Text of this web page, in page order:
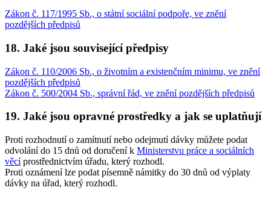
Zákon č. 117/1995 Sb., o státní sociální podpoře, ve znění
pozdějších předpisů
18. Jaké jsou související předpisy
Zákon č. 110/2006 Sb., o životním a existenčním minimu, ve znění
pozdějších předpisů
Zákon č. 500/2004 Sb., správní řád, ve znění pozdějších předpisů
19. Jaké jsou opravné prostředky a jak se uplatňují
Proti rozhodnutí o zamítnutí nebo odejmutí dávky můžete podat
odvolání do 15 dnů od doručení k Ministerstvu práce a sociálních
věcíprostřednictvím úřadu, který rozhodl.
Proti oznámení lze podat písemně námitky do 30 dnů od výplaty
dávky na úřad, který rozhodl.